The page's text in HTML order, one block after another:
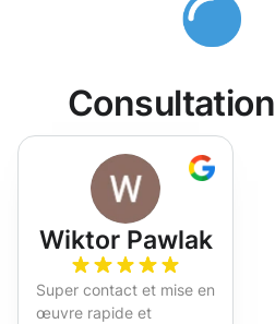
Consultation
Wiktor Pawlak
Super contact et mise en
œuvre rapide et